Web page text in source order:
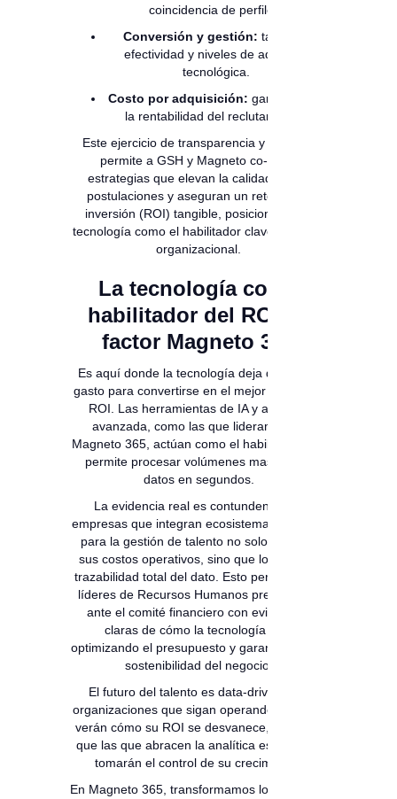
coincidencia de perfiles.
Conversión y gestión: tasas de
efectividad y niveles de adopción
tecnológica.
Costo por adquisición: garantizando
la rentabilidad del reclutamiento.
Este ejercicio de transparencia y analítica
permite a GSH y Magneto co-crear
estrategias que elevan la calidad de las
postulaciones y aseguran un retorno de
inversión (ROI) tangible, posicionando la
tecnología como el habilitador clave del éxito
organizacional.
La tecnología como
habilitador del ROI: el
factor Magneto 365
Es aquí donde la tecnología deja de ser un
gasto para convertirse en el mejor aliado del
ROI. Las herramientas de IA y analítica
avanzada, como las que lideramos en
Magneto 365, actúan como el habilitador que
permite procesar volúmenes masivos de
datos en segundos.
La evidencia real es contundente: las
empresas que integran ecosistemas digitales
para la gestión de talento no solo reducen
sus costos operativos, sino que logran una
trazabilidad total del dato. Esto permite a los
líderes de Recursos Humanos presentarse
ante el comité financiero con evidencias
claras de cómo la tecnología está
optimizando el presupuesto y garantizando la
sostenibilidad del negocio.
El futuro del talento es data-driven. Las
organizaciones que sigan operando a ciegas
verán cómo su ROI se desvanece, mientras
que las que abracen la analítica estratégica
tomarán el control de su crecimiento.
En Magneto 365, transformamos los datos en